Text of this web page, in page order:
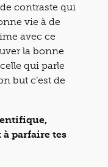
contraste qui
vie à de
avec ce
la bonne
qui parle
but c’est de
parfaire tes